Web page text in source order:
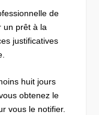
de
un prêt à la
justificatives
huit jours
obtenez le
vous le notifier.